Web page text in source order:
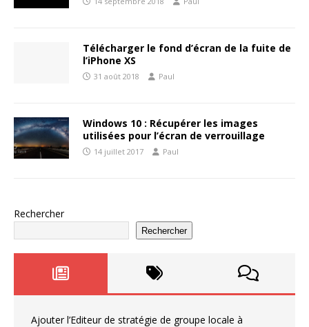
Télécharger le fond d’écran de la fuite de
l’iPhone XS
31 août 2018 Paul
Windows 10 : Récupérer les images
utilisées pour l’écran de verrouillage
14 juillet 2017 Paul
Rechercher
Rechercher
Ajouter l’Editeur de stratégie de groupe locale à